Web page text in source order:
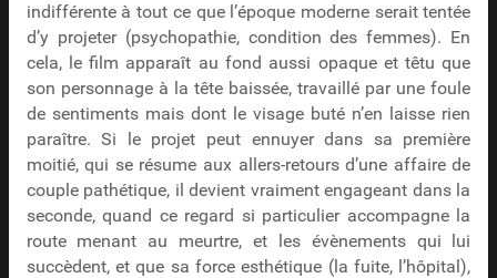
indifférente à tout ce que l’époque moderne serait tentée
d’y projeter (psychopathie, condition des femmes). En
cela, le film apparaît au fond aussi opaque et têtu que
son personnage à la tête baissée, travaillé par une foule
de sentiments mais dont le visage buté n’en laisse rien
paraître. Si le projet peut ennuyer dans sa première
moitié, qui se résume aux allers-retours d’une affaire de
couple pathétique, il devient vraiment engageant dans la
seconde, quand ce regard si particulier accompagne la
route menant au meurtre, et les évènements qui lui
succèdent, et que sa force esthétique (la fuite, l’hôpital),